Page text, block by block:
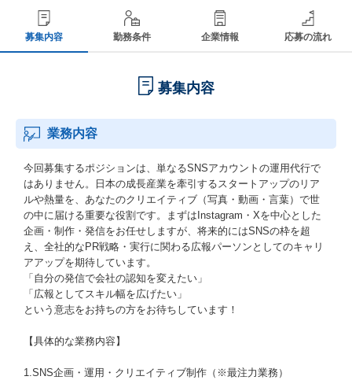
募集内容 勤務条件 企業情報 応募の流れ
募集内容
業務内容
今回募集するポジションは、単なるSNSアカウントの運用代行で
はありません。日本の成長産業を牽引するスタートアップのリア
ルや熱量を、あなたのクリエイティブ（写真・動画・言葉）で世
の中に届ける重要な役割です。まずはInstagram・Xを中心とした
企画・制作・発信をお任せしますが、将来的にはSNSの枠を超
え、全社的なPR戦略・実行に関わる広報パーソンとしてのキャリ
アアップを期待しています。
「自分の発信で会社の認知を変えたい」
「広報としてスキル幅を広げたい」
という意志をお持ちの方をお待ちしています！
【具体的な業務内容】
1.SNS企画・運用・クリエイティブ制作（※最注力業務）